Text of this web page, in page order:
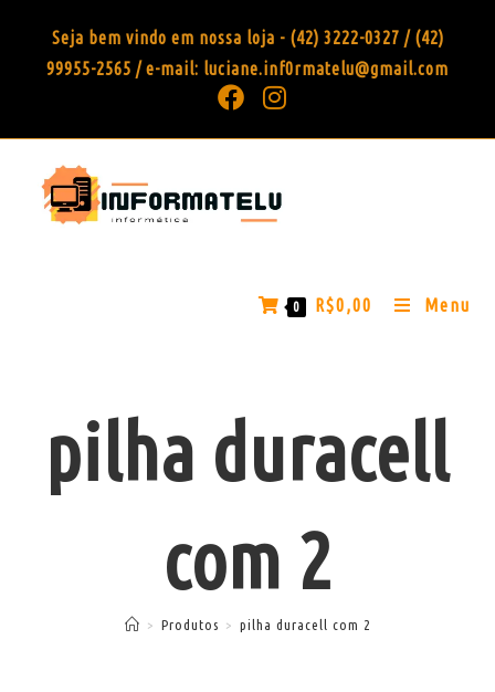
Seja bem vindo em nossa loja - (42) 3222-0327 / (42)
99955-2565 / e-mail: luciane.inf0rmatelu@gmail.com
0 R$0,00 Menu
pilha duracell
com 2
> Produtos > pilha duracell com 2